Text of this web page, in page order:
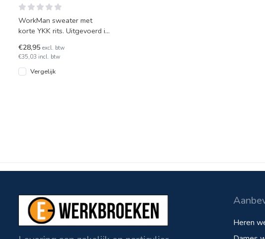
WorkMan sweater met
korte YKK rits. Uitgevoerd in
met een hoog niveau van
€28,95 excl. btw
€35,03 incl. btw
Vergelijk
Heren